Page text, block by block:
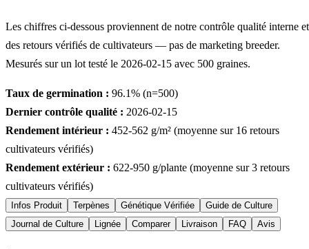
Les chiffres ci-dessous proviennent de notre contrôle qualité interne et
des retours vérifiés de cultivateurs — pas de marketing breeder.
Mesurés sur un lot testé le 2026-02-15 avec 500 graines.
Taux de germination : 96.1% (n=500)
Dernier contrôle qualité : 2026-02-15
Rendement intérieur : 452-562 g/m² (moyenne sur 16 retours
cultivateurs vérifiés)
Rendement extérieur : 622-950 g/plante (moyenne sur3 retours
cultivateurs vérifiés)
Infos Produit Terpènes Génétique Vérifiée
Guide de Culture
Journal de Culture
Lignée Comparer Livraison FAQ Avis